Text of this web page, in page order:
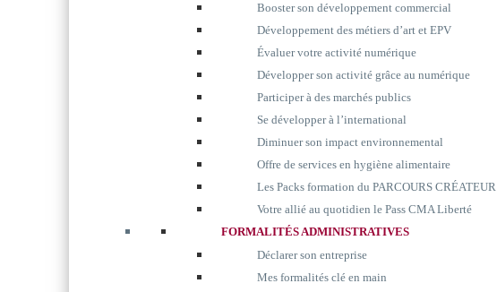
Booster son développement commercial
Développement des métiers d’art et EPV
Évaluer votre activité numérique
Développer son activité grâce au numérique
Participer à des marchés publics
Se développer à l’international
Diminuer son impact environnemental
Offre de services en hygiène alimentaire
Les Packs formation du PARCOURS CRÉATEUR
Votre allié au quotidien le Pass CMA Liberté
FORMALITÉS ADMINISTRATIVES
Déclarer son entreprise
Mes formalités clé en main